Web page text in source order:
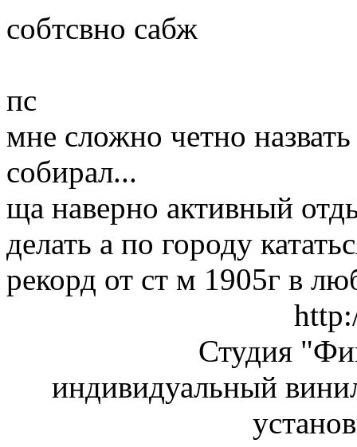
собтсвно сабж
пс
мне сложно четно
собирал...
ща наверно активный
делать а по городу
рекорд от ст м 1905г в
Студия
индивидуальный